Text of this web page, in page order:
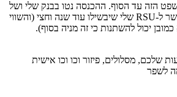
הזה עד הסוף. ההכנסה נטו בבנק שלי ושל
אישתי יחד היא 40, בלי קשר ל-RSU שלי שיבשילו עוד שנה וחצי (והשווי
יכול להשתנות כי זה מניה בסוף).
שלכם, מסלולים, פיזור וכו וכו אישית
לשפר